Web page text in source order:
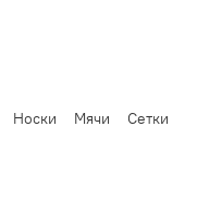
Носки Мячи
Сетки